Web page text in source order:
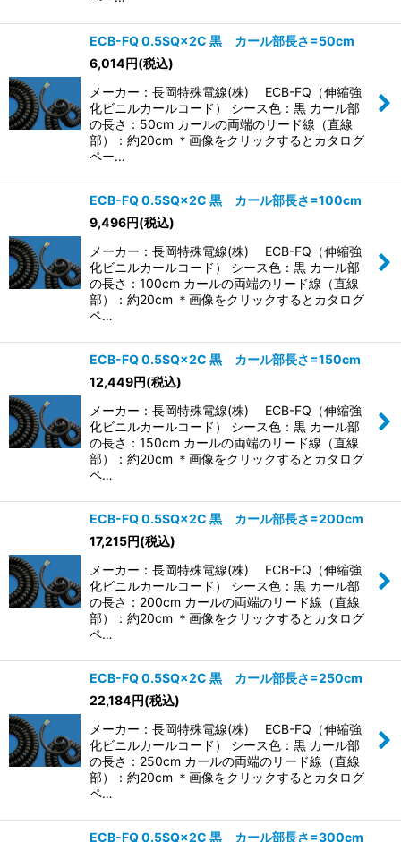
ECB-FQ 0.5SQ×2C 黒 カール部長さ=50cm
6,014円(税込)
メーカー：長岡特殊電線(株) ECB-FQ（伸縮強
化ビニルカールコード） シース色：黒 カール部
の長さ：50cm カールの両端のリード線（直線
部）：約20cm ＊画像をクリックするとカタログ
ペー…
ECB-FQ 0.5SQ×2C 黒 カール部長さ=100cm
9,496円(税込)
メーカー：長岡特殊電線(株) ECB-FQ（伸縮強
化ビニルカールコード） シース色：黒 カール部
の長さ：100cm カールの両端のリード線（直線
部）：約20cm ＊画像をクリックするとカタログ
ペ…
ECB-FQ 0.5SQ×2C 黒 カール部長さ=150cm
12,449円(税込)
メーカー：長岡特殊電線(株) ECB-FQ（伸縮強
化ビニルカールコード） シース色：黒 カール部
の長さ：150cm カールの両端のリード線（直線
部）：約20cm ＊画像をクリックするとカタログ
ペ…
ECB-FQ 0.5SQ×2C 黒 カール部長さ=200cm
17,215円(税込)
メーカー：長岡特殊電線(株) ECB-FQ（伸縮強
化ビニルカールコード） シース色：黒 カール部
の長さ：200cm カールの両端のリード線（直線
部）：約20cm ＊画像をクリックするとカタログ
ペ…
ECB-FQ 0.5SQ×2C 黒 カール部長さ=250cm
22,184円(税込)
メーカー：長岡特殊電線(株) ECB-FQ（伸縮強
化ビニルカールコード） シース色：黒 カール部
の長さ：250cm カールの両端のリード線（直線
部）：約20cm ＊画像をクリックするとカタログ
ペ…
ECB-FQ 0.5SQ×2C 黒 カール部長さ=300cm